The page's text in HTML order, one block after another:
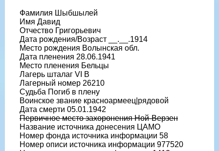
Фамилия Шыбшылей
Имя Давид
Отчество Григорьевич
Дата рождения/Возраст __.__.1914
Место рождения Волынская обл.
Дата пленения 28.06.1941
Место пленения Бельцы
Лагерь шталаг VI B
Лагерный номер 26210
Судьба Погиб в плену
Воинское звание красноармеец|рядовой
Дата смерти 05.01.1942
Первичное место захоронения Ной-Верзен
Название источника донесения ЦАМО
Номер фонда источника информации 58
Номер описи источника информации 977520